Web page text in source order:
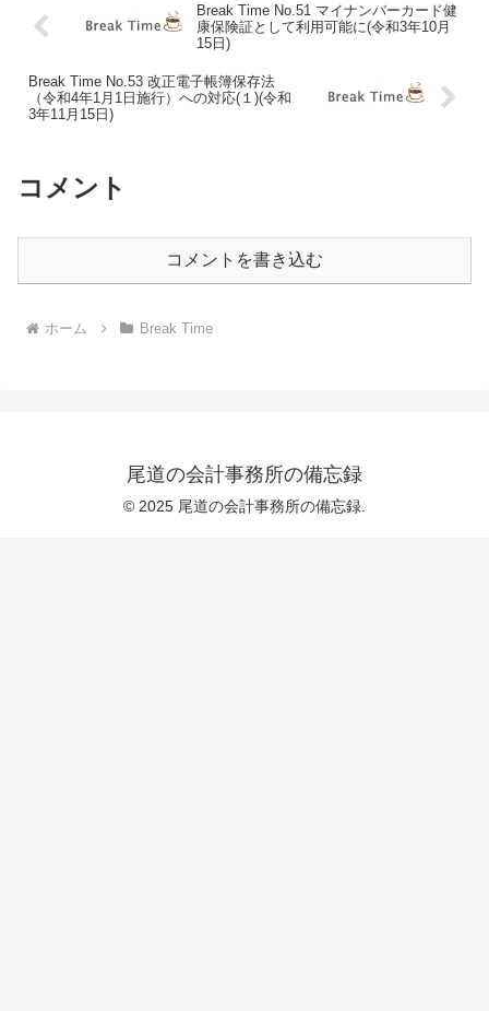
Break Time No.51 マイナンバーカード健
康保険証として利用可能に(令和3年10月
15日)
Break Time No.53 改正電子帳簿保存法
（令和4年1月1日施行）への対応(１)(令和
3年11月15日)
コメント
コメントを書き込む
ホーム Break Time
尾道の会計事務所の備忘録
© 2025 尾道の会計事務所の備忘録.